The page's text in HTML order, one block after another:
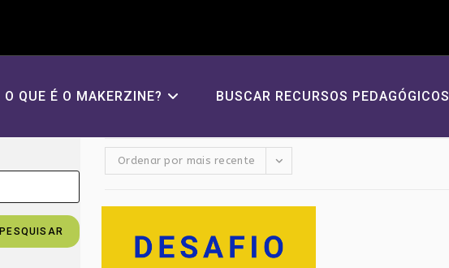
O QUE É O MAKERZINE? BUSCAR RECURSOS PEDAGÓGICOS
PESQUISAR
Ordenar por mais recente